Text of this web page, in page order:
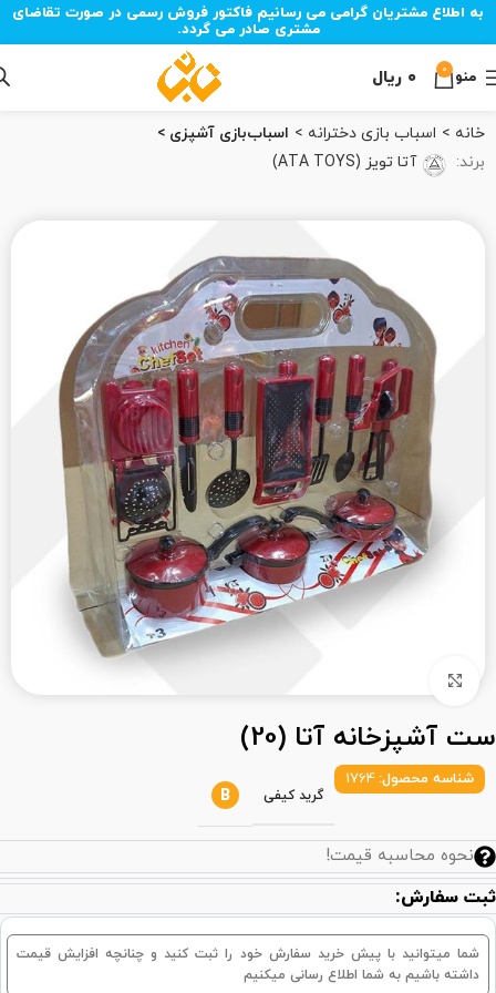
به اطلاع مشتریان گرامی می رسانیم فاکتور فروش رسمی در صورت تقاضای
مشتری صادر می گردد.
منو 0 ۰ ریال
خانه اسباب‌ بازی دخترانه
اسباب‌بازی آشپزی
برند:
آتا تویز (ATA TOYS)
ست آشپزخانه آتا (20)
شناسه محصول: 1764
گرید کیفی B
نحوه محاسبه قیمت!
ثبت سفارش:
شما میتوانید با پیش خرید سفارش خود را ثبت کنید و چنانچه افزایش قیمت
داشته باشیم به شما اطلاع رسانی میکنیم